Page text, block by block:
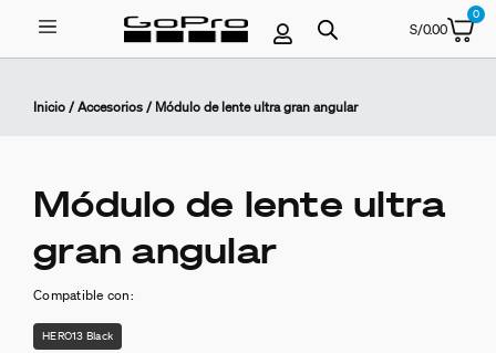
S/0.00
0
Inicio/Accesorios/ Módulo de lente ultra gran angular
Módulo de lente ultra
gran angular
Compatible con:
HERO13 Black